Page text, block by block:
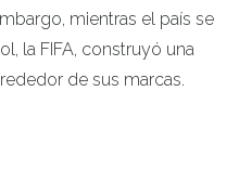
mientras el país se
la FIFA, construyó una
de sus marcas.